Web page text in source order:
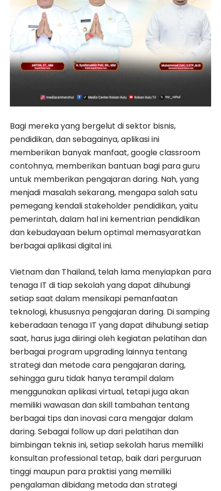
Bagi mereka yang bergelut di sektor bisnis,
pendidikan, dan sebagainya, aplikasi ini
memberikan banyak manfaat, google classroom
contohnya, memberikan bantuan bagi para guru
untuk memberikan pengajaran daring. Nah, yang
menjadi masalah sekarang, mengapa salah satu
pemegang kendali stakeholder pendidikan, yaitu
pemerintah, dalam hal ini kementrian pendidikan
dan kebudayaan belum optimal memasyaratkan
berbagai aplikasi digital ini.
Vietnam dan Thailand, telah lama menyiapkan para
tenaga IT di tiap sekolah yang dapat dihubungi
setiap saat dalam mensikapi pemanfaatan
teknologi, khususnya pengajaran daring. Di samping
keberadaan tenaga IT yang dapat dihubungi setiap
saat, harus juga diiringi oleh kegiatan pelatihan dan
berbagai program upgrading lainnya tentang
strategi dan metode cara pengajaran daring,
sehingga guru tidak hanya terampil dalam
menggunakan aplikasi virtual, tetapi juga akan
memiliki wawasan dan skill tambahan tentang
berbagai tips dan inovasi cara mengajar dalam
daring. Sebagai follow up dari pelatihan dan
bimbingan teknis ini, setiap sekolah harus memiliki
konsultan professional tetap, baik dari perguruan
tinggi maupun para praktisi yang memiliki
pengalaman dibidang metoda dan strategi